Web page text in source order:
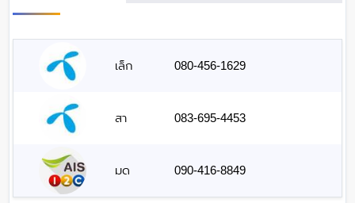
เล็ก 080-456-1629
สา 083-695-4453
มด 090-416-8849